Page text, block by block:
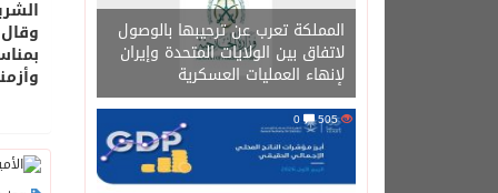
المملكة تعرب عن ترحيبها بالوصول
لاتفاق بين الولايات المتحدة وإيران
لإنهاء العمليات العسكرية
505